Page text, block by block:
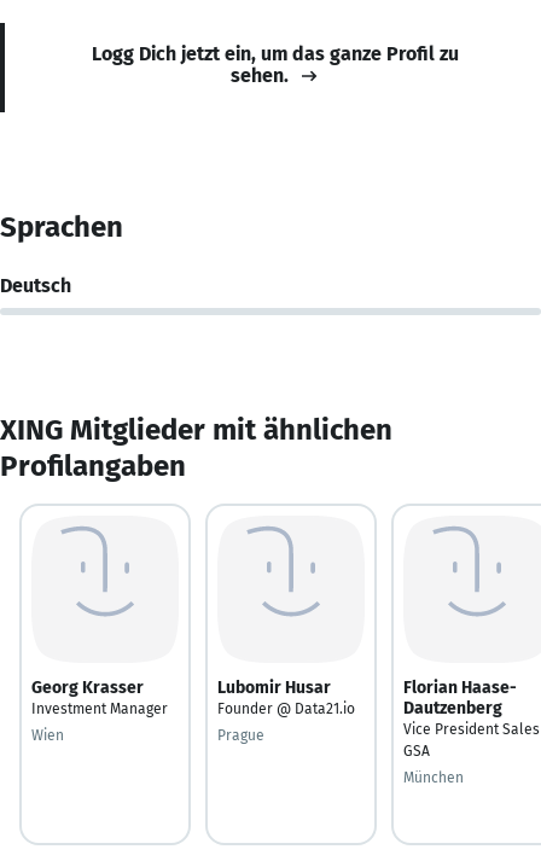
Logg Dich jetzt ein, um das ganze Profil zu
sehen.
Sprachen
Deutsch
XING Mitglieder mit ähnlichen
Profilangaben
Georg Krasser
Investment Manager
Wien
Lubomir Husar
Founder @ Data21.io
Prague
Florian Haase-
Dautzenberg
Vice President Sales
GSA
München